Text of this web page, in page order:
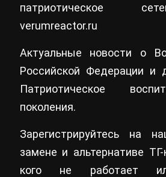
патриотическое
verumreactor.ru
Актуальные новости о
Российской Федерации и
Патриотическое
поколения.
Зарегистрируйтесь на
замене и альтернативе
кого не работает